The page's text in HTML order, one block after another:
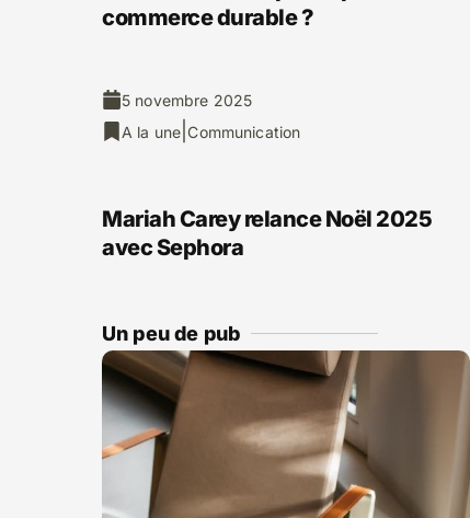
commerce durable ?
5 novembre 2025
A la une |Communication
Mariah Carey relance Noël 2025
avec Sephora
Un peu de pub